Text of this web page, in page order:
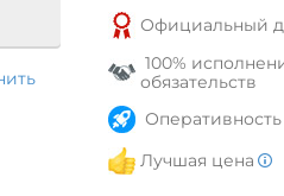
Официальный
100%
обязательств
Оперативность
Лучшая цена